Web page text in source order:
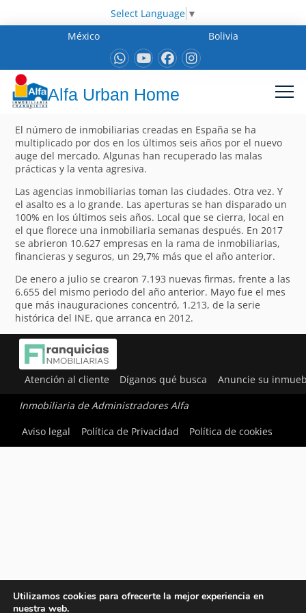
Select Language ▼
México
Bolivia
Alfa Urban Home
El número de inmobiliarias creadas en España se ha
multiplicado por dos en los últimos seis años por el nuevo
auge del mercado. Algunas han recuperado las malas
prácticas y la venta agresiva.
Las agencias inmobiliarias toman las ciudades. Otra vez. Y
el asalto es a lo grande. Las aperturas se han disparado un
100% en los últimos seis años. Local que se cierra, local en
el que florece una inmobiliaria semanas después. En 2017
se abrieron 10.627 empresas en la rama de inmobiliarias,
financieras y seguros, un 29,7% más que el año anterior.
De enero a julio se crearon 7.193 nuevas firmas, frente a las
6.655 del mismo periodo del año anterior. Mayo fue el mes
que más inauguraciones concentró, 1.213, de la serie
histórica del INE, que arranca en 2012.
Atención al cliente Díganos qué busca Anuncie su
Inmobiliaria de Administradores Alfa
Aviso legal
Política de Privacidad Política de cookies
Utilizamos cookies para ofrecerte la mejor experiencia en
nuestra web.